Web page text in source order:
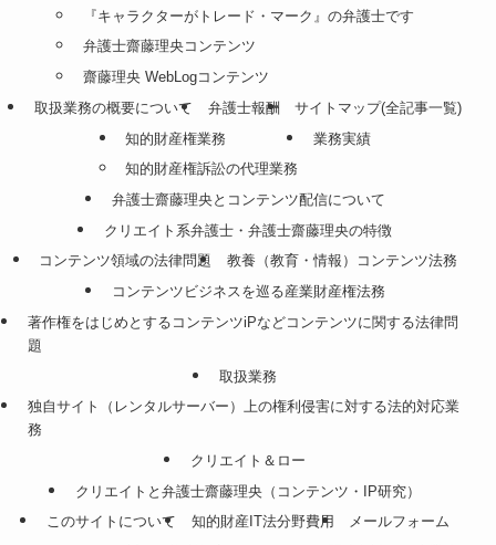
『キャラクターがトレード・マーク』の弁護士です
弁護士齋藤理央コンテンツ
齋藤理央 WebLogコンテンツ
取扱業務の概要について
弁護士報酬
サイトマップ(全記事一覧)
知的財産権業務
知的財産権訴訟の代理業務
業務実績
弁護士齋藤理央とコンテンツ配信について
クリエイト系弁護士・弁護士齋藤理央の特徴
コンテンツ領域の法律問題
教養（教育・情報）コンテンツ法務
コンテンツビジネスを巡る産業財産権法務
著作権をはじめとするコンテンツiPなどコンテンツに関する法律問
題
取扱業務
独自サイト（レンタルサーバー）上の権利侵害に対する法的対応業
務
クリエイト＆ロー
クリエイトと弁護士齋藤理央（コンテンツ・IP研究）
このサイトについて
知的財産IT法分野費用
メールフォーム